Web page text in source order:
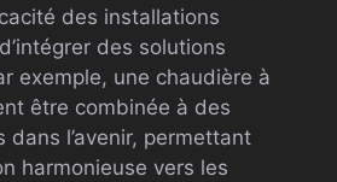
des installations
des solutions
exemple, une chaudière à
être combinée à des
dans l’avenir, permettant
harmonieuse vers les